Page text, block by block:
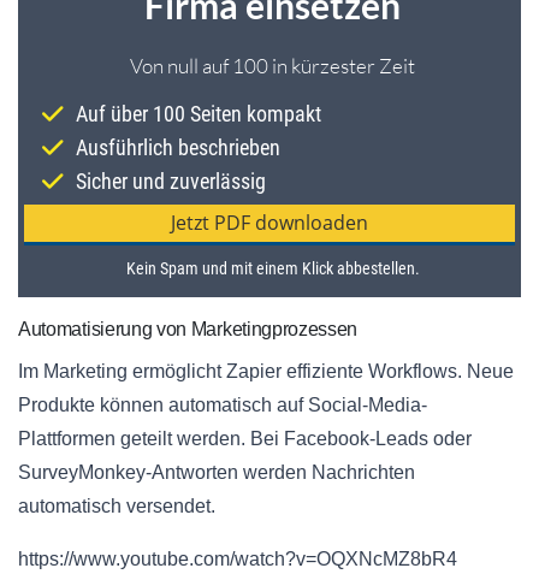
Automatisierung von Marketingprozessen
Im Marketing ermöglicht Zapier effiziente Workflows. Neue
Produkte können automatisch auf Social-Media-
Plattformen geteilt werden. Bei Facebook-Leads oder
SurveyMonkey-Antworten werden Nachrichten
automatisch versendet.
https://www.youtube.com/watch?v=OQXNcMZ8bR4